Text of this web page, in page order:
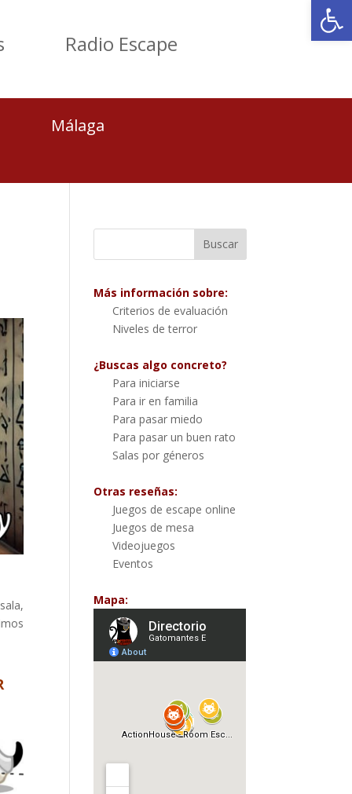
Radio Escape
Málaga
Más información sobre:
Criterios de evaluación
Niveles de terror
¿Buscas algo concreto?
Para iniciarse
Para ir en familia
Para pasar miedo
Para pasar un buen rato
Salas por géneros
Otras reseñas:
Juegos de escape online
Juegos de mesa
Videojuegos
Eventos
Mapa: